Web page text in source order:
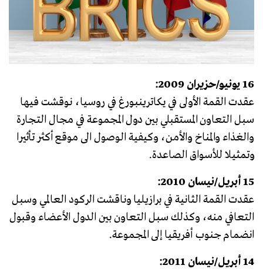
16 يونيو/حزيران 2009:
عقدت القمة الأولى في يكاترينبورغ في روسيا، نوقشت فيها
سبل التعاون المستقبلي بين دول المجموعة في مجال التجارة
والغذاء والمناخ والأمن، وكيفية الوصول الى موقع أكثر تأثيرا
وتمثيلا للأسواق الصاعدة.
15 أبريل/نيسان 2010:
عقدت القمة الثانية في برازيليا وناقشت الركود العالمي وسبل
التعافي منه، وكذلك سبل التعاون بين الدول الأعضاء وقبول
انضمام جنوب أفريقيا إلى المجموعة.
14 أبريل/نيسان 2011: